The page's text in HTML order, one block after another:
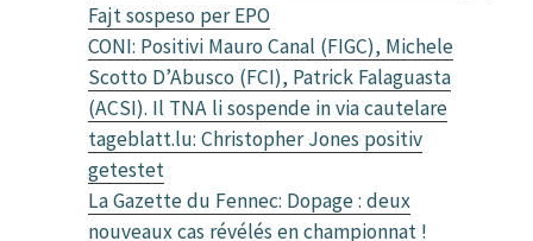
Fajt sospeso per EPO
CONI: Positivi Mauro Canal (FIGC), Michele
Scotto D’Abusco (FCI), Patrick Falaguasta
(ACSI). Il TNA li sospende in via cautelare
tageblatt.lu: Christopher Jones positiv
getestet
La Gazette du Fennec: Dopage : deux
nouveaux cas révélés en championnat !